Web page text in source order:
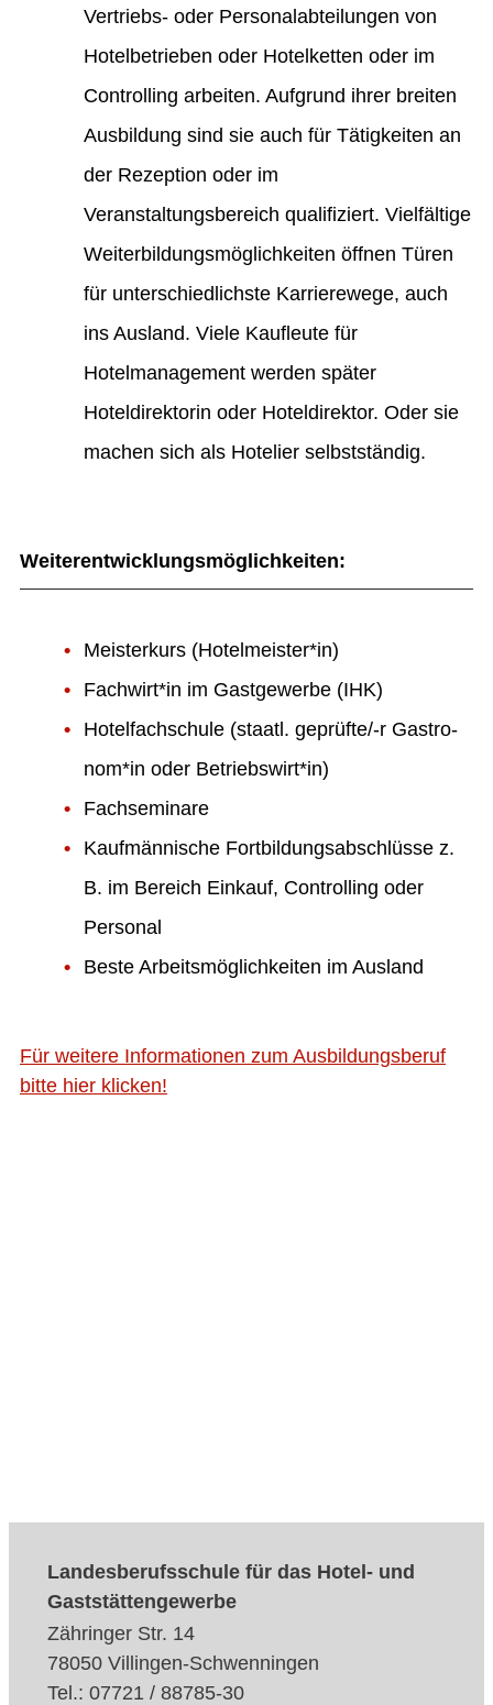
Vertriebs- oder Personalabteilungen von
Hotelbetrieben oder Hotelketten oder im
Controlling arbeiten. Aufgrund ihrer breiten
Ausbildung sind sie auch für Tätigkeiten an
der Rezeption oder im
Veranstaltungsbereich qualifiziert. Vielfältige
Weiterbildungsmöglichkeiten öffnen Türen
für unterschiedlichste Karrierewege, auch
ins Ausland. Viele Kaufleute für
Hotelmanagement werden später
Hoteldirektorin oder Hoteldirektor. Oder sie
machen sich als Hotelier selbstständig.
Weiterentwicklungsmöglichkeiten:
Meisterkurs (Hotelmeister*in)
Fachwirt*in im Gastgewerbe (IHK)
Hotelfachschule (staatl. geprüfte/-r Gastro­
nom*in oder Betriebswirt*in)
Fachseminare
Kaufmännische Fortbildungsabschlüsse z.
B. im Bereich Einkauf, Controlling oder
Personal
Beste Arbeitsmöglichkeiten im Ausland
Für weitere Informationen zum Ausbildungsberuf
bitte hier klicken!
Landesberufsschule für das Hotel- und
Gaststättengewerbe
Zähringer Str. 14
78050 Villingen-Schwenningen
Tel.: 07721 / 88785-30